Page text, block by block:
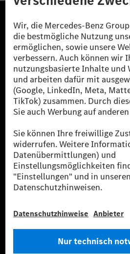
Die Mercedes-Benz
Die Mercedes-Benz Group AG
ist eines der erfolgreichsten
der Welt. Mit der Mercedes-Benz
den größten Anbietern von
und Vans. Die Mercedes-Benz
Finanzierung, Leasing,
Flottenmanagement, digitale
und Bezahlen, die Vermittlung
sowie innovative
Mehr erfahren
Technische Support-Hotline